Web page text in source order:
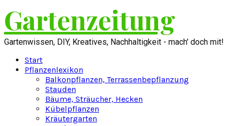
Gartenzeitung
Gartenwissen, DIY, Kreatives, Nachhaltigkeit - mach' doch mit!
Start
Pflanzenlexikon
Balkonpflanzen, Terrassenbepflanzung
Stauden
Bäume, Sträucher, Hecken
Kübelpflanzen
Kräutergarten